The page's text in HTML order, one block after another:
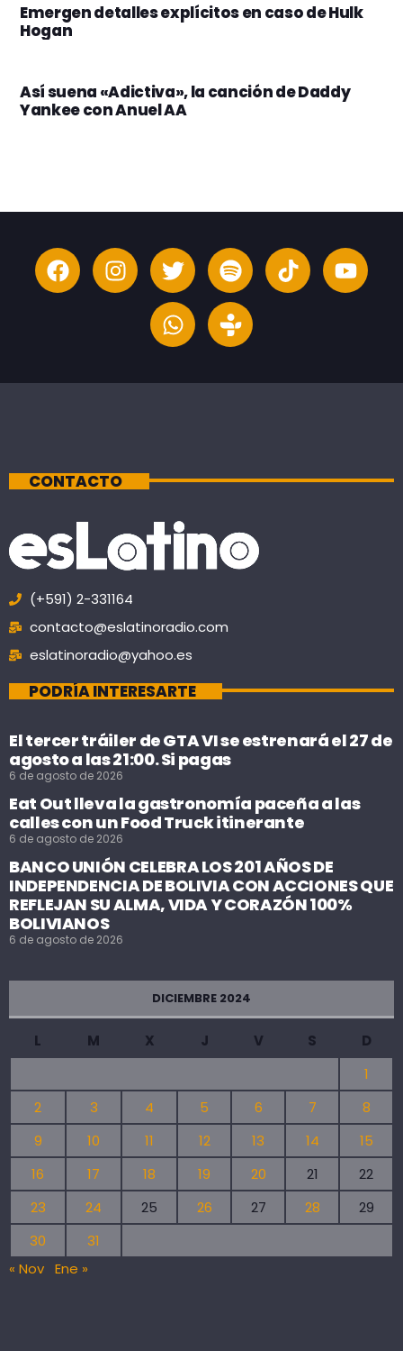
Emergen detalles explícitos en caso de Hulk
Hogan
Así suena «Adictiva», la canción de Daddy
Yankee con Anuel AA
CONTACTO
(+591) 2-331164
contacto@eslatinoradio.com
eslatinoradio@yahoo.es
PODRÍA INTERESARTE
El tercer tráiler de GTA VI se estrenará el 27 de
agosto a las 21:00. Si pagas
6 de agosto de 2026
Eat Out lleva la gastronomía paceña a las
calles con un Food Truck itinerante
6 de agosto de 2026
BANCO UNIÓN CELEBRA LOS 201 AÑOS DE
INDEPENDENCIA DE BOLIVIA CON ACCIONES QUE
REFLEJAN SU ALMA, VIDA Y CORAZÓN 100%
BOLIVIANOS
6 de agosto de 2026
DICIEMBRE 2024
L M X J V S
D
1
2
3 4 5 6 7
8
9
10 11 12 13 14
15
16
17 18 19 20 21
22
23
24 25 26 27 28
29
30
31
« Nov Ene »